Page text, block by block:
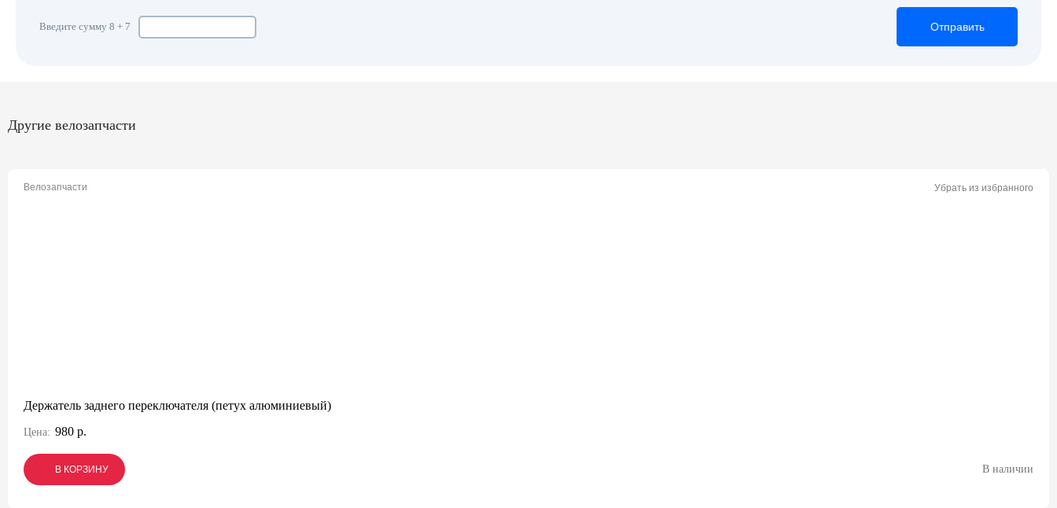
Введите сумму 8 + 7 Отправить
Отправить
Отправить
Другие велозапчасти
Велозапчасти Убрать из избранного
Держатель заднего переключателя (петух алюминиевый)
Цена: 980 р.
В КОРЗИНУ
В КОРЗИНУ
В КОРЗИНУ В наличии